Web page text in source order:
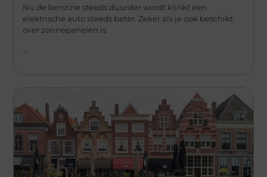
Nu de benzine steeds duurder wordt klinkt een
elektrische auto steeds beter. Zeker als je ook beschikt
over zonnepanelen is